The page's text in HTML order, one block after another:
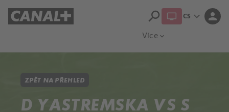
Více expand_more
search CS expand_more person
ZPĚT NA PŘEHLED
D YASTREMSKA VS S